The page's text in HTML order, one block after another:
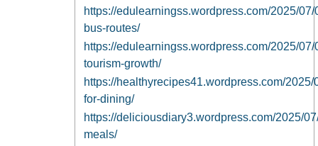
https://edulearningss.wordpress.com/2025/
bus-routes/
https://edulearningss.wordpress.com/2025/
tourism-growth/
https://healthyrecipes41.wordpress.com/
for-dining/
https://deliciousdiary3.wordpress.com/2025/
meals/